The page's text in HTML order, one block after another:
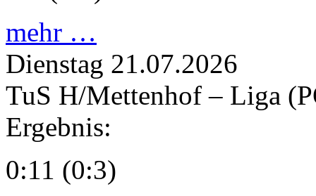
mehr …
Dienstag 21.07.2026
TuS H/Mettenhof – Liga
Ergebnis:
0:11 (0:3)